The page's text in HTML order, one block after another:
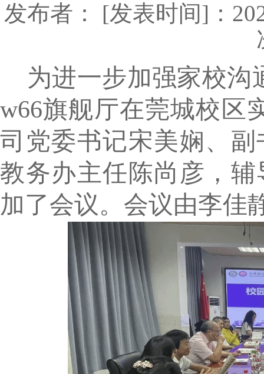
发布者：
[发表时间]：
为进一步加强家校沟
w66旗舰厅在莞城校区
司 党委书记宋美娴、
教务办主任陈尚彦， 辅
加了会议。 会议由李佳